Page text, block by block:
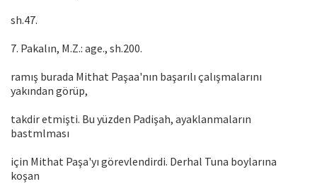
sh.47.
7. Pakalın, M.Z.: age., sh.200.
ramış burada Mithat Paşaa'nın başarılı çalışmalarını
yakından görüp,
takdir etmişti. Bu yüzden Padişah, ayaklanmaların
bastmlması
için Mithat Paşa'yı görevlendirdi. Derhal Tuna boylarına
koşan